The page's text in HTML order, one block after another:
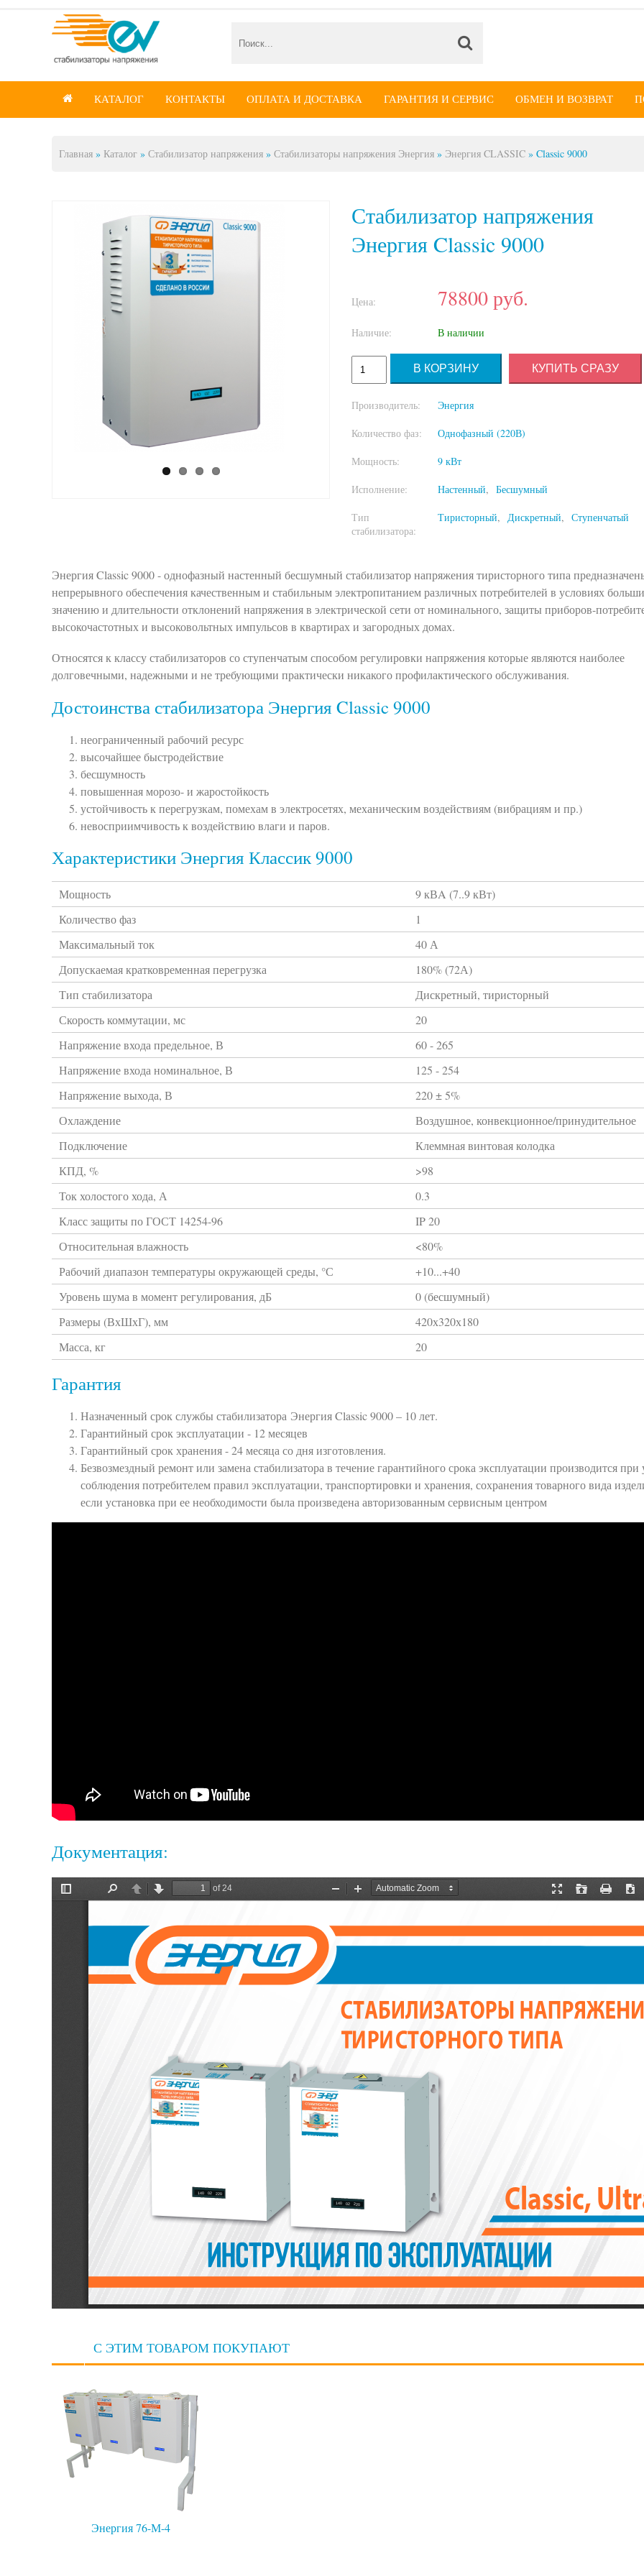
 КАТАЛОГ КОНТАКТЫ ОПЛАТА И ДОСТАВКА ГАРАНТИЯ И СЕРВИС ОБМЕН И ВОЗВРАТ
Вы здесь
Главная » Каталог » Стабилизатор напряжения » Стабилизаторы напряжения Энергия » Энергия CLASSIC » Classic 9000
Стабилизатор напряжения
Энергия Classic 9000
Цена: 78800руб.
Наличие: В наличии
КУПИТЬ СРАЗУ
Производитель: Энергия
Количество фаз: Однофазный (220В)
Мощность: 9 кВт
Исполнение: Настенный Бесшумный
Тип
стабилизатора:
Тиристорный Дискретный Ступенчатый
Энергия Classic 9000 - однофазный настенный бесшумный стабилизатор напряжения тиристорного типа
непрерывного обеспечения качественным и стабильным электропитанием различных потребителей в условиях
значению и длительности отклонений напряжения в электрической сети от номинального, защиты приборов-
высокочастотных и высоковольтных импульсов в квартирах и загородных домах.
Относятся к классу стабилизаторов со ступенчатым способом регулировки напряжения которыеявляются наиболее
долговечными, надежными и не требующими практически никакого профилактического обслуживания.
Достоинства стабилизатора Энергия Classic 9000
неограниченный рабочий ресурс
высочайшее быстродействие
бесшумность
повышенная морозо- и жаростойкость
устойчивость к перегрузкам, помехам в электросетях, механическим воздействиям (вибрациям и пр.)
невосприимчивость к воздействию влаги и паров.
Характеристики Энергия Классик 9000
Мощность
9 кВA (7..9 кВт)
Количество фаз
1
Максимальный ток
40 А
Допускаемая кратковременная перегрузка
180% (72А)
Тип стабилизатора
Дискретный, тиристорный
Скорость коммутации, мс
20
Напряжение входа предельное, В
60 - 265
Напряжение входа номинальное, В
125 - 254
Напряжение выхода, В
220 ± 5%
Охлаждение
Воздушное, конвекционное/принудительное
Подключение
Клеммная винтовая колодка
КПД, %
>98
Ток холостого хода, А
0.3
Класс защиты по ГОСТ 14254-96
IP 20
Относительная влажность
<80%
Рабочий диапазон температуры окружающей среды, °С
+10...+40
Уровень шума в момент регулирования, дБ
0 (бесшумный)
Размеры (ВхШхГ), мм
420х320х180
Масса, кг
20
Гарантия
Назначенный срок службы стабилизатора Энергия Classic 9000 – 10 лет.
Гарантийный срок эксплуатации - 12 месяцев
Гарантийный срок хранения - 24 месяца со дня изготовления.
Безвозмездный ремонт или замена стабилизатора в течение гарантийного срока эксплуатации производится при
соблюдения потребителем правил эксплуатации, транспортировки и хранения, сохранения товарного вида
если установка при ее необходимости была произведена авторизованным сервисным центром
Документация:
С ЭТИМ ТОВАРОМ ПОКУПАЮТ
Энергия 76-М-4